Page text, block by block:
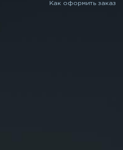
Как оформить заказ